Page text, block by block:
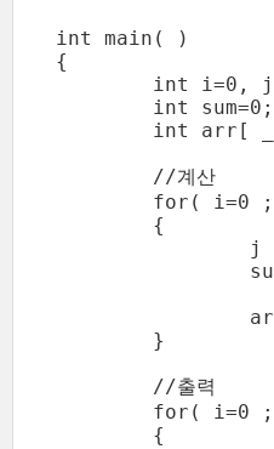
int main( )
{